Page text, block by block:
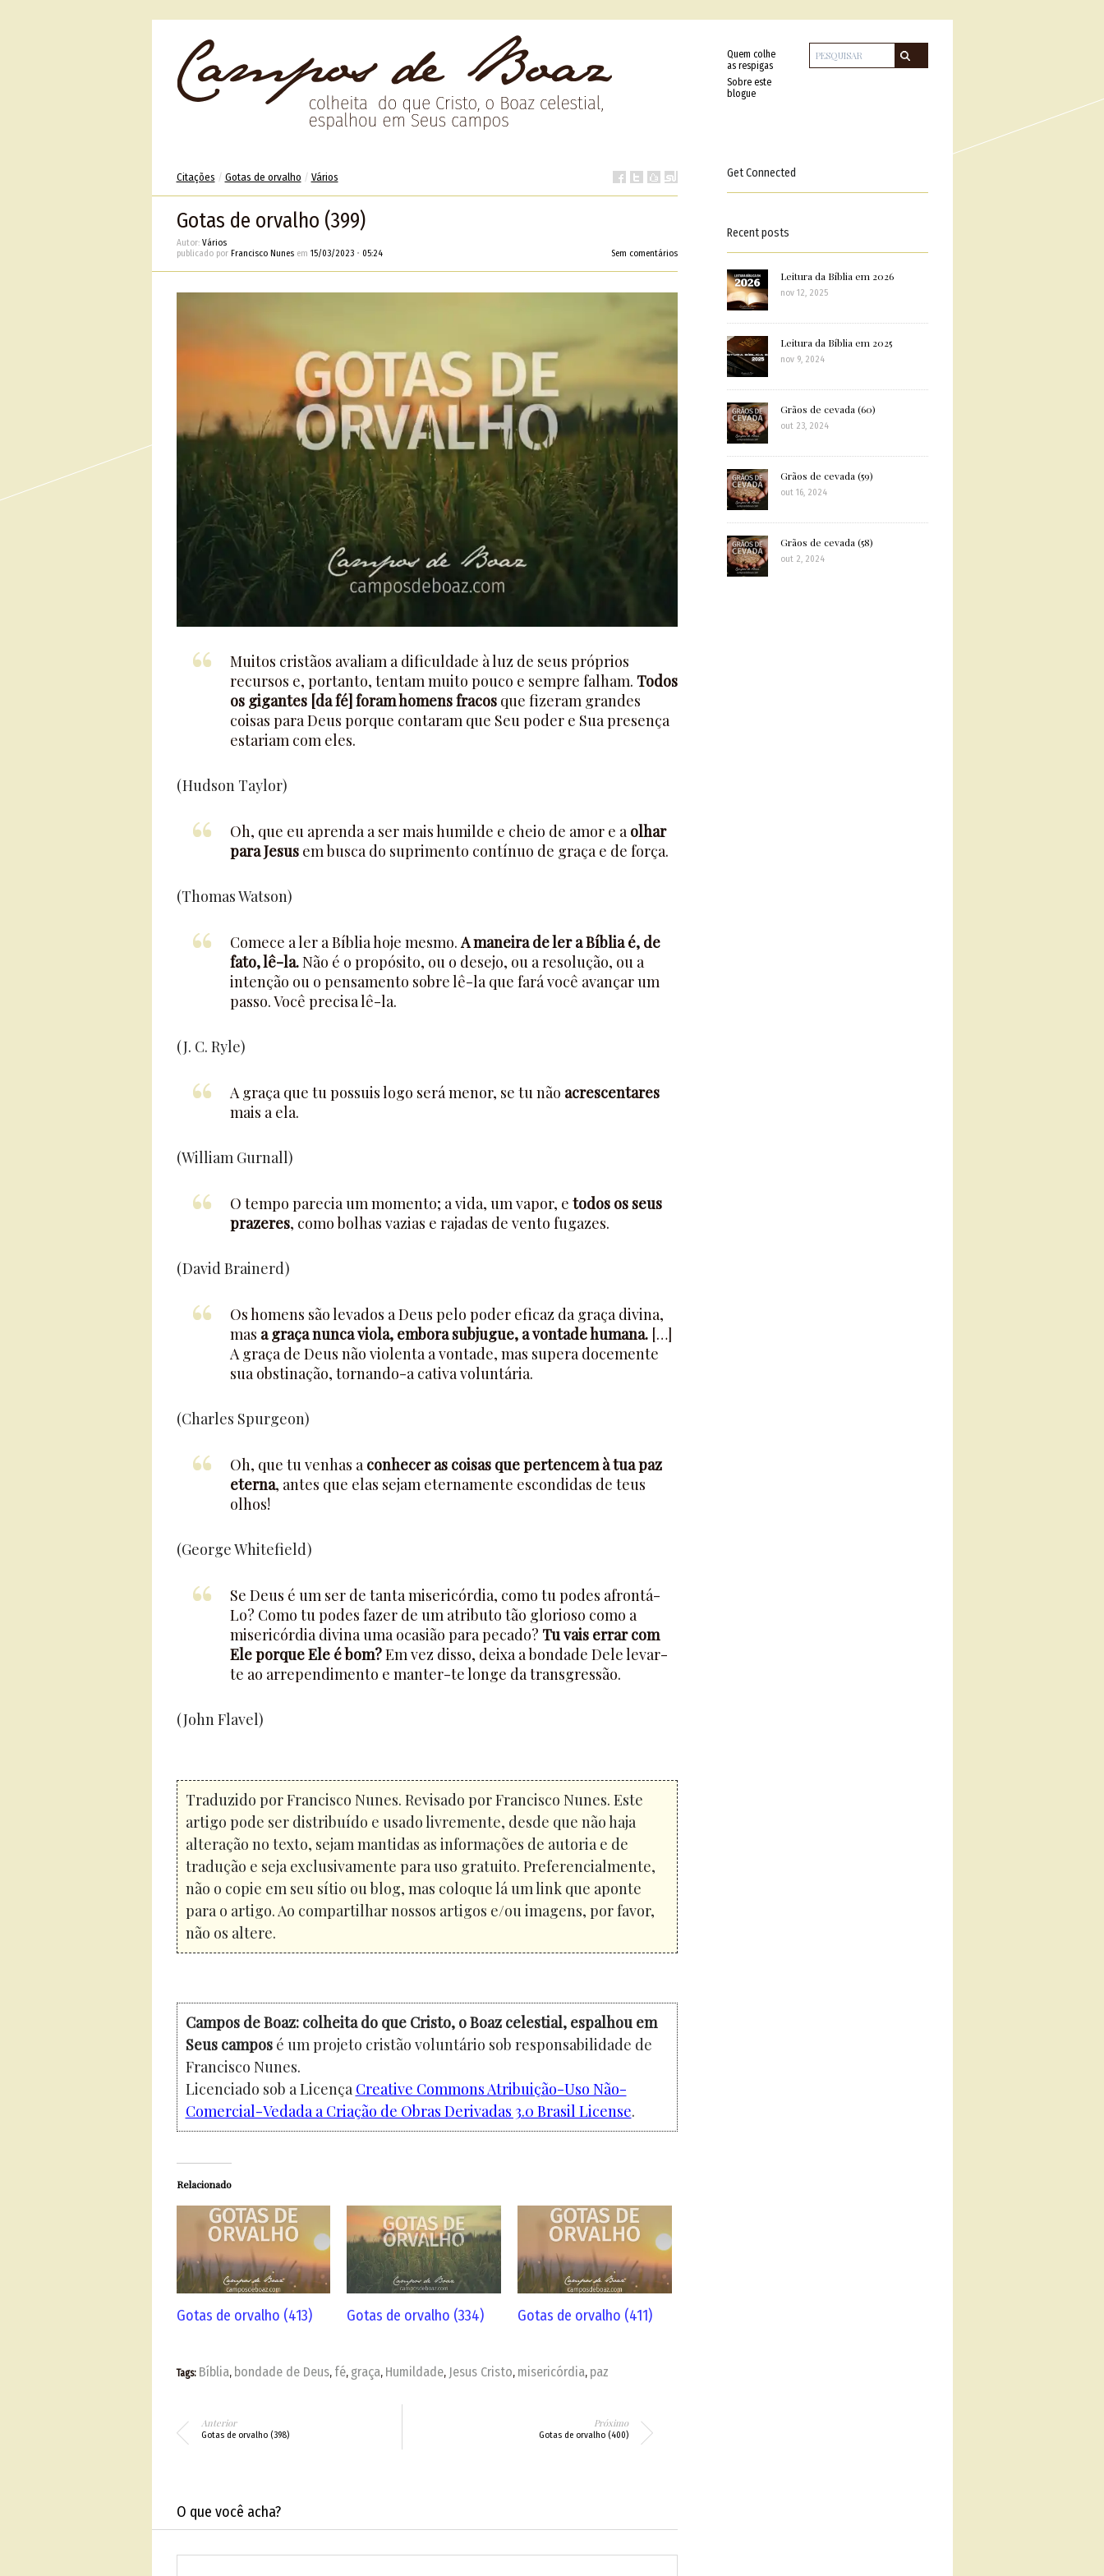
Quem colhe
as respigas
Sobre este
blogue
Citações / Gotas de orvalho / Vários
Gotas de orvalho (399)
Autor: Vários
publicado por Francisco Nunesem 15/03/2023• 05:24 Sem comentários
Muitos cristãos avaliam a dificuldade à luz de seus próprios
recursos e, portanto, tentam muito pouco e sempre falham. Todos
os gigantes [da fé] foram homens fracosque fizeram grandes
coisas para Deus porque contaram que Seu poder e Sua presença
estariam com eles.
(Hudson Taylor)
Oh, que eu aprenda a ser mais humilde e cheio de amor e a olhar
para Jesusem busca do suprimento contínuo de graça e de força.
(Thomas Watson)
Comece a ler a Bíblia hoje mesmo. A maneira de ler a Bíblia é, de
fato, lê-la.Não é o propósito, ou o desejo, ou a resolução, ou a
intenção ou o pensamento sobre lê-la que fará você avançar um
passo. Você precisa lê-la.
(J. C. Ryle)
A graça que tu possuis logo será menor, se tu não acrescentares
mais a ela.
(William Gurnall)
O tempo parecia um momento; a vida, um vapor, e todos os seus
prazeres, como bolhas vazias e rajadas de vento fugazes.
(David Brainerd)
Os homens são levados a Deus pelo poder eficaz da graça divina,
mas a graça nunca viola, embora subjugue, a vontade humana.[…]
A graça de Deus não violenta a vontade, mas supera docemente
sua obstinação, tornando-a cativa voluntária.
(Charles Spurgeon)
Oh, que tu venhas a conhecer as coisas que pertencem à tua paz
eterna, antes que elas sejam eternamente escondidas de teus
olhos!
(George Whitefield)
Se Deus é um ser de tanta misericórdia, como tu podes afrontá-
Lo? Como tu podes fazer de um atributo tão glorioso como a
misericórdia divina uma ocasião para pecado? Tu vais errar com
Ele porque Ele é bom?Em vez disso, deixa a bondade Dele levar-
te ao arrependimento e manter-te longe da transgressão.
(John Flavel)
Traduzido por Francisco Nunes. Revisado por Francisco Nunes. Este
artigo pode ser distribuído e usado livremente, desde que não haja
alteração no texto, sejam mantidas as informações de autoria e de
tradução e seja exclusivamente para uso gratuito. Preferencialmente,
não o copie em seu sítio ou blog, mas coloque lá um link que aponte
para o artigo. Ao compartilhar nossos artigos e/ou imagens, por favor,
não os altere.
Campos de Boaz: colheita do que Cristo, o Boaz celestial, espalhou em
Seus camposé um projeto cristão voluntário sob responsabilidade de
Francisco Nunes.
Licenciado sob a Licença Creative Commons Atribuição-Uso Não-
Comercial-Vedada a Criação de Obras Derivadas 3.0 Brasil License.
Relacionado
Gotas de orvalho (413) Gotas de orvalho (334) Gotas de orvalho (411)
Tags: Bíblia, bondade de Deus, fé, graça, Humildade, Jesus Cristo, misericórdia, paz
Anterior
Gotas de orvalho (398)
Próximo
Gotas de orvalho (400)
O que você acha?
Get Connected
Recent posts
Leitura da Bíblia em 2026
nov 12, 2025
Leitura da Bíblia em 2025
nov 9, 2024
Grãos de cevada (60)
out 23, 2024
Grãos de cevada (59)
out 16, 2024
Grãos de cevada (58)
out 2, 2024